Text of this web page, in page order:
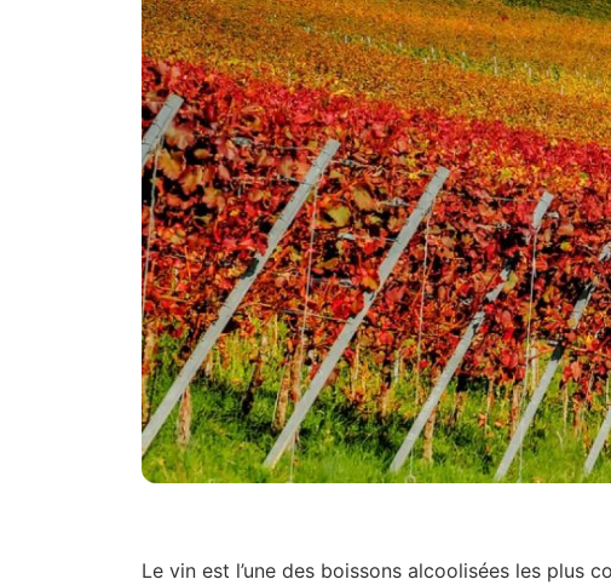
Le vin est l’une des boissons alcoolisées les plus